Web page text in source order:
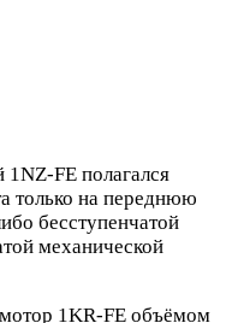
FE полагался
только на переднюю
бесступенчатой
механической
1KR-FE объёмом